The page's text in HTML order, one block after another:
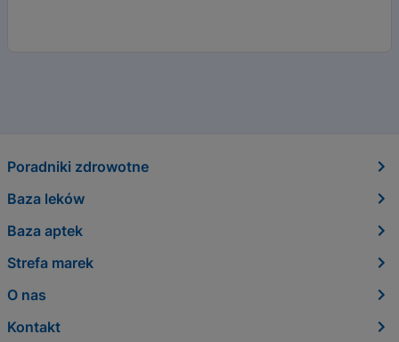
Poradniki zdrowotne
Baza leków
Baza aptek
Strefa marek
O nas
Kontakt